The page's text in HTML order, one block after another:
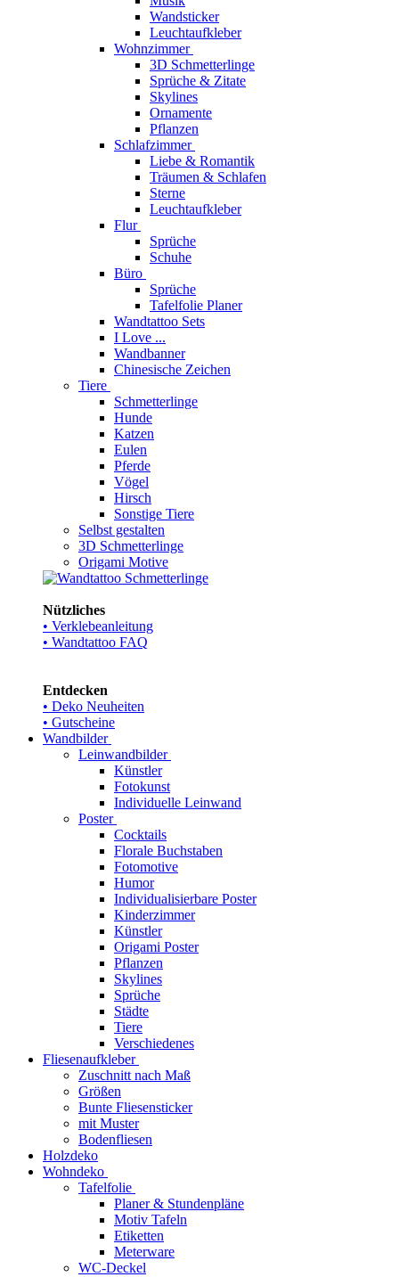
Wandsticker
Leuchtaufkleber
Wohnzimmer
3D Schmetterlinge
Sprüche & Zitate
Skylines
Ornamente
Pflanzen
Schlafzimmer
Liebe & Romantik
Träumen & Schlafen
Sterne
Leuchtaufkleber
Flur
Sprüche
Schuhe
Büro
Sprüche
Tafelfolie Planer
Wandtattoo Sets
I Love ...
Wandbanner
Chinesische Zeichen
Tiere
Schmetterlinge
Hunde
Katzen
Eulen
Pferde
Vögel
Hirsch
Sonstige Tiere
Selbst gestalten
3D Schmetterlinge
Origami Motive
Nützliches
• Verklebeanleitung
• Wandtattoo FAQ
Entdecken
• Deko Neuheiten
• Gutscheine
Wandbilder
Leinwandbilder
Künstler
Fotokunst
Individuelle Leinwand
Poster
Cocktails
Florale Buchstaben
Fotomotive
Humor
Individualisierbare Poster
Kinderzimmer
Künstler
Origami Poster
Pflanzen
Skylines
Sprüche
Städte
Tiere
Verschiedenes
Fliesenaufkleber
Zuschnitt nach Maß
Größen
Bunte Fliesensticker
mit Muster
Bodenfliesen
Holzdeko
Wohndeko
Tafelfolie
Planer & Stundenpläne
Motiv Tafeln
Etiketten
Meterware
WC-Deckel